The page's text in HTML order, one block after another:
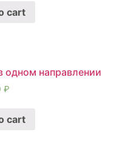
cart
одном направлении
₽
cart